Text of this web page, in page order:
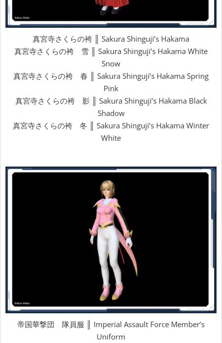
真宮寺さくらの袴 ║ Sakura Shinguji’s Hakama
真宮寺さくらの袴 雪 ║ Sakura Shinguji’s Hakama White
Snow
真宮寺さくらの袴 春 ║ Sakura Shinguji’s Hakama Spring
Pink
真宮寺さくらの袴 影 ║ Sakura Shinguji’s Hakama Black
Shadow
真宮寺さくらの袴 冬 ║ Sakura Shinguji’s Hakama Winter
White
帝国華撃団 隊員服 ║ Imperial Assault Force Member’s
Uniform